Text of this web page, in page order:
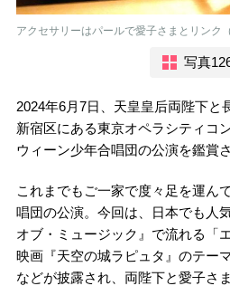
アクセサリーはパールで愛子さまとリンク
写真
2024年6月7日、天皇皇后両陛下と
新宿区にある東京オペラシティコ
ウィーン少年合唱団の公演を鑑賞さ
これまでもご一家で度々足を運ん
唱団の公演。今回は、日本でも人
オブ・ミュージック』で流れる「
映画『天空の城ラピュタ』のテー
などが披露され、両陛下と愛子さ